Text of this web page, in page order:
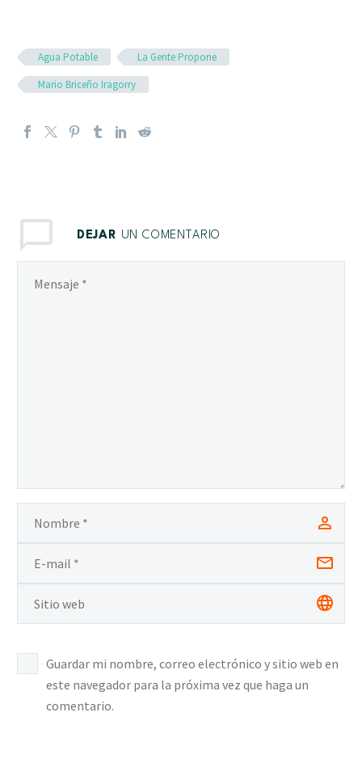
Agua Potable
La Gente Propone
Mario Briceño Iragorry
DEJAR UN COMENTARIO
Guardar mi nombre, correo electrónico y sitio web en
este navegador para la próxima vez que haga un
comentario.